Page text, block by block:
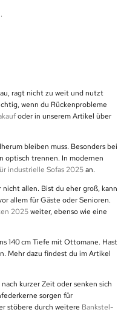
ragt nicht zu weit und nutzt
wenn du Rückenprobleme
oder in unserem Artikel über
bleiben muss. Besonders bei
optisch trennen. In modernen
industrielle Sofas 2025an.
nicht allen. Bist du eher groß, kann
allem für Gäste oder Senioren.
2025weiter, ebenso wie eine
140 cm Tiefe mit Ottomane. Hast
Mehr dazu findest du im Artikel
kurzer Zeit oder senken sich
sorgen für
stöbere durch weitere Bankstel-